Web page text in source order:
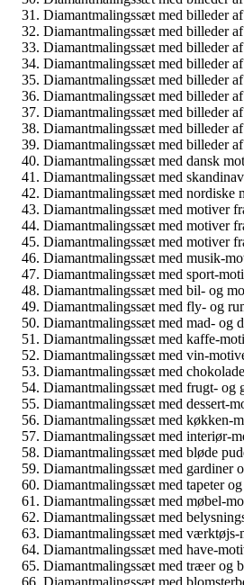
Diamantmalingssæt med billeder
Diamantmalingssæt med billeder
Diamantmalingssæt med billeder
Diamantmalingssæt med billeder
Diamantmalingssæt med billeder
Diamantmalingssæt med billeder
Diamantmalingssæt med billeder
Diamantmalingssæt med billeder
Diamantmalingssæt med billeder
Diamantmalingssæt med dansk
Diamantmalingssæt med
Diamantmalingssæt med nordiske
Diamantmalingssæt med motiver
Diamantmalingssæt med motiver
Diamantmalingssæt med motiver
Diamantmalingssæt med musik-
Diamantmalingssæt med sport-
Diamantmalingssæt med bil- og
Diamantmalingssæt med fly- og
Diamantmalingssæt med mad- og
Diamantmalingssæt med kaffe-
Diamantmalingssæt med vin-
Diamantmalingssæt med
Diamantmalingssæt med frugt- og
Diamantmalingssæt med dessert-
Diamantmalingssæt med køkken-
Diamantmalingssæt med interiør-
Diamantmalingssæt med bløde
Diamantmalingssæt med gardiner
Diamantmalingssæt med tapeter
Diamantmalingssæt med møbel-
Diamantmalingssæt med
Diamantmalingssæt med værktøjs-
Diamantmalingssæt med have-
Diamantmalingssæt med træer og